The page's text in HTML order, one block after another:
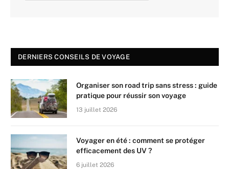
DERNIERS CONSEILS DE VOYAGE
Organiser son road trip sans stress : guide
pratique pour réussir son voyage
13 juillet 2026
Voyager en été : comment se protéger
efficacement des UV ?
6 juillet 2026